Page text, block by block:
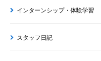
インターンシップ・体験学習
スタッフ日記